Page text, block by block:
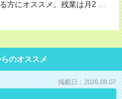
方にオススメ。残業は月2 ...
のオススメ
掲載日：2026.08.07